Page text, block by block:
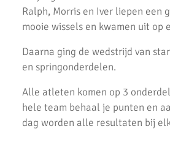
Roel Verlaan Nederlands Kampioen
AKU Junioren plaatsen zich voor
Fleur Hofmijster zilver bij nationale
AKU zeer succesvol tijdens NK cross
Mark Westra 6e op NK meerkamp
Ralph, Morris en Iver liepen een
mooie wissels en kwamen uit op
Daarna ging de wedstrijd van
en springonderdelen.
Alle atleten komen op 3
hele team behaal je punten en
dag worden alle resultaten bij